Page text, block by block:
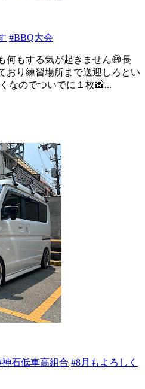
#BBQ大会
何もする気が起きません😅長
おり練習場所まで送迎しろとい
なのでついでに１枚📸...
神石低車高組合 #8月もよろしく